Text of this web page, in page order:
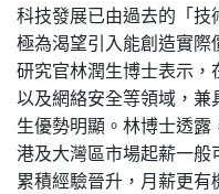
科技發展已由過去的「
極為渴望引入能創造實
研究官林潤生博士表示
以及網絡安全等領域，
生優勢明顯。林博士透
港及大灣區市場起薪一
累積經驗晉升，月薪更有